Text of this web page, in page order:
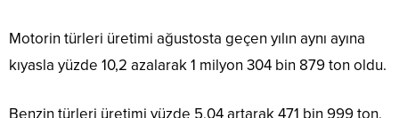
Motorin türleri üretimi ağustosta geçen yılın aynı ayına
kıyasla yüzde 10,2 azalarak 1 milyon 304 bin 879 ton oldu.
Benzin türleri üretimi yüzde 5,04 artarak 471 bin 999 ton,